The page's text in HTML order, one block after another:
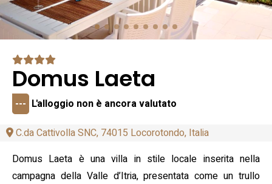
Domus Laeta
--- L'alloggio non è ancora valutato
C.da Cattivolla SNC, 74015 Locorotondo, Italia
Domus Laeta è una villa in stile locale inserita nella
campagna della Valle d’Itria, presentata come un trullo